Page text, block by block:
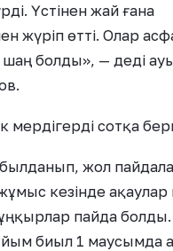
Үстінен жай ғана
жүріп өтті. Олар
шаң болды», — деді
мердігерді сотқа
жол
кезінде
пайда болды.
биыл 1 маусымда